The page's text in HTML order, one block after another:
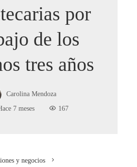
por
de los
tres años
Carolina Mendoza
7 meses
167
y negocios